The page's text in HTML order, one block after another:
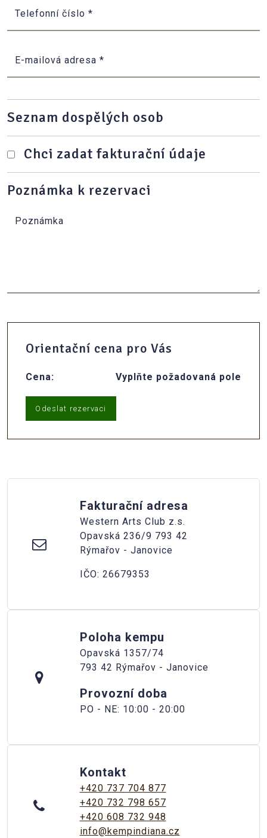
Telefonní číslo *
E-mailová adresa *
Seznam dospělých osob
Chci zadat fakturační údaje
Poznámka k rezervaci
Poznámka
Orientační cena pro Vás
Cena: Vyplňte požadovaná pole
Odeslat rezervaci
Fakturační adresa
Western Arts Club z.s.
Opavská 236/9 793 42
Rýmařov - Janovice
IČO: 26679353
Poloha kempu
Opavská 1357/74
793 42 Rýmařov - Janovice
Provozní doba
PO - NE: 10:00 - 20:00
Kontakt
+420 737 704 877
+420 732 798 657
+420 608 732 948
info@kempindiana.cz